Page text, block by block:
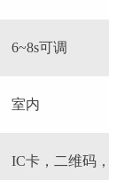
6~8s可调
室内
IC卡，二维码，